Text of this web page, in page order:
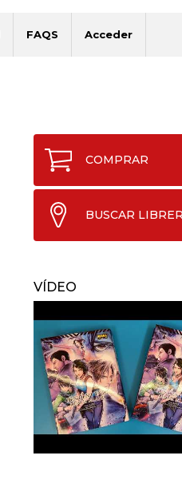
FAQS Acceder
COMPRAR
BUSCAR
VÍDEO